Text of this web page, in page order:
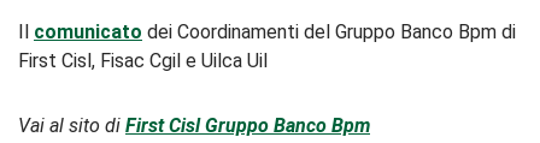
Il comunicato dei Coordinamenti del Gruppo Banco Bpm di
First Cisl, Fisac Cgil e Uilca Uil
Vai al sito di First Cisl Gruppo Banco Bpm